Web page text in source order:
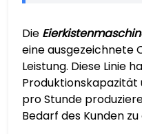
Die
eine ausgezeichnete
Leistung. Diese Linie
Produktionskapazität
pro Stunde
Bedarf des Kunden